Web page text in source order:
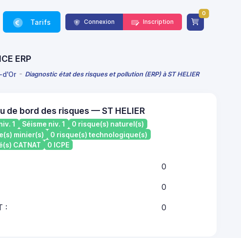
Tarifs Connexion Inscription
0
ERP
d'Or Diagnostic état des risques et pollution (ERP) à ST HELIER
de bord des risques — ST HELIER
1 Séisme niv. 1
0 risque(s) naturel(s)
minier(s)
0 risque(s) technologique(s)
CATNAT
0 ICPE
0
0
: 0